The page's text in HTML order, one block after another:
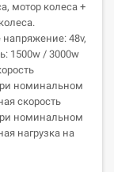
мотор колеса +
48v,
1500w / 3000w
номинальном
скорость
номинальном
нагрузка на